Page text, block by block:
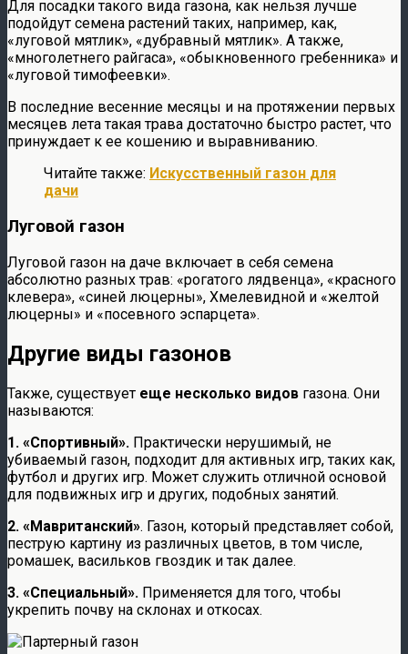
Для посадки такого вида газона, как нельзя лучше
подойдут семена растений таких, например, как,
«луговой мятлик», «дубравный мятлик». А также,
«многолетнего райгаса», «обыкновенного гребенника» и
«луговой тимофеевки».
В последние весенние месяцы и на протяжении первых
месяцев лета такая трава достаточно быстро растет, что
принуждает к ее кошению и выравниванию.
Читайте также: Искусственный газон для
дачи
Луговой газон
Луговой газон на даче включает в себя семена
абсолютно разных трав: «рогатого лядвенца», «красного
клевера», «синей люцерны», Хмелевидной и «желтой
люцерны» и «посевного эспарцета».
Другие виды газонов
Также, существует еще несколько видов газона. Они
называются:
1. «Спортивный». Практически нерушимый, не
убиваемый газон, подходит для активных игр, таких как,
футбол и других игр. Может служить отличной основой
для подвижных игр и других, подобных занятий.
2. «Мавританский». Газон, который представляет собой,
пеструю картину из различных цветов, в том числе,
ромашек, васильков гвоздик и так далее.
3. «Специальный». Применяется для того, чтобы
укрепить почву на склонах и откосах.